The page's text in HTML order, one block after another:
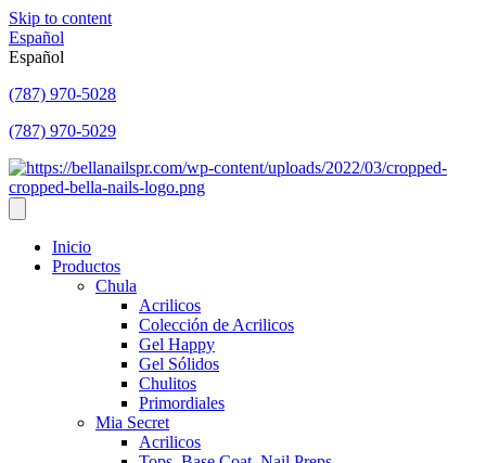
Skip to content
Español
Español
(787) 970-5028
(787) 970-5029
Inicio
Productos
Chula
Acrilicos
Colección de Acrilicos
Gel Happy
Gel Sólidos
Chulitos
Primordiales
Mia Secret
Acrilicos